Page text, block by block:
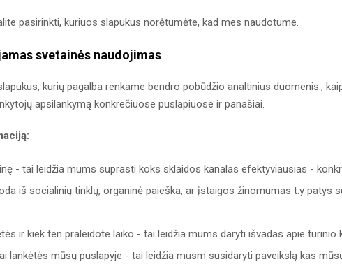
pasirinkti, kuriuos slapukus norėtumėte, kad mes naudotume.
svetainės naudojimas
kurių pagalba renkame bendro pobūdžio analtinius duomenis.,
apsilankymą konkrečiuose puslapiuose ir panašiai.
- tai leidžia mums suprasti koks sklaidos kanalas efektyviausias -
iš socialinių tinklų, organinė paieška, ar įstaigos žinomumas t.y patys
ir kiek ten praleidote laiko - tai leidžia mums daryti išvadas apie turinio
lankėtės mūsų puslapyje - tai leidžia musm susidaryti paveikslą kas